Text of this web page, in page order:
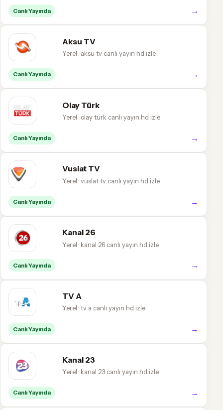
Canlı Yayında →
Aksu TV
Yerel · aksu tv canlı yayın hd izle
Canlı Yayında →
Olay Türk
Yerel · olay türk canlı yayın hd izle
Canlı Yayında →
Vuslat TV
Yerel · vuslat tv canlı yayın hd izle
Canlı Yayında →
Kanal 26
Yerel · kanal 26 canlı yayın hd izle
Canlı Yayında →
TV A
Yerel · tv a canlı yayın hd izle
Canlı Yayında →
Kanal 23
Yerel · kanal 23 canlı yayın hd izle
Canlı Yayında →